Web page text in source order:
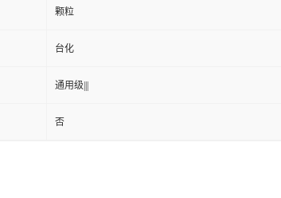
颗粒
台化
通用级|||
否